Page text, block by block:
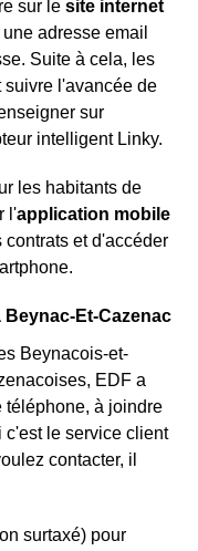
sur le site internet
adresse email
Suite à cela, les
suivre l'avancée de
sur
intelligent Linky.
les habitants de
l'application mobile
et d'accéder
Et-Cazenac
Beynacois-et-
EDF a
téléphone, à joindre
c'est le service client
contacter, il
surtaxé) pour